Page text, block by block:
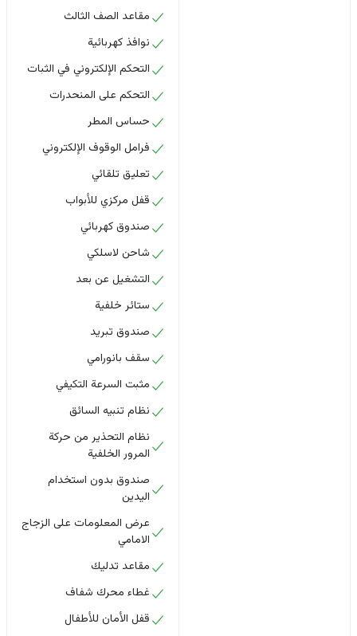
مقاعد الصف الثالث
نوافذ كهربائية
التحكم الإلكتروني في الثبات
التحكم على المنحدرات
حساس المطر
فرامل الوقوف الإلكتروني
تعليق تلقائي
قفل مركزي للأبواب
صندوق كهربائي
شاحن لاسلكي
التشغيل عن بعد
ستائر خلفية
صندوق تبريد
سقف بانورامي
مثبت السرعة التكيفي
نظام تنبيه السائق
نظام التحذير من حركة
المرور الخلفية
صندوق بدون استخدام
اليدين
عرض المعلومات على الزجاج
الامامي
مقاعد تدليك
غطاء محرك شفاف
قفل الأمان للأطفال